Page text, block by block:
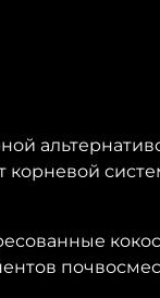
корневой